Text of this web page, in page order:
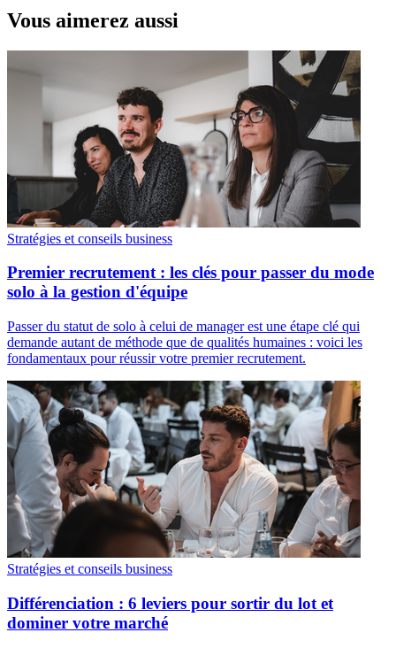
Vous aimerez aussi
Stratégies et conseils business
Premier recrutement : les clés pour passer du mode
solo à la gestion d'équipe
Passer du statut de solo à celui de manager est une étape clé qui
demande autant de méthode que de qualités humaines : voici les
fondamentaux pour réussir votre premier recrutement.
Stratégies et conseils business
Différenciation : 6 leviers pour sortir du lot et
dominer votre marché